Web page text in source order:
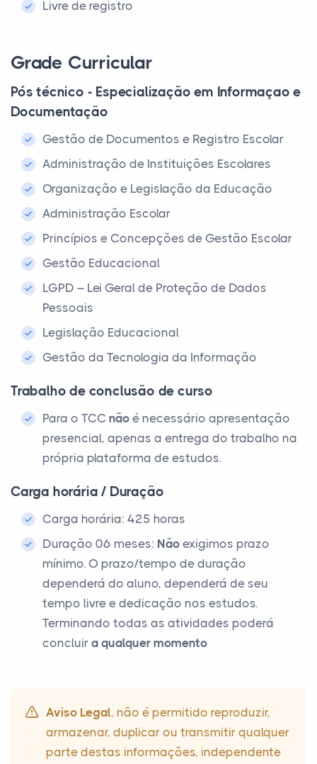
Livre de registro
Grade Curricular
Pós técnico - Especialização em Informaçao e
Documentação
Gestão de Documentos e Registro Escolar
Administração de Instituições Escolares
Organização e Legislação da Educação
Administração Escolar
Princípios e Concepções de Gestão Escolar
Gestão Educacional
LGPD – Lei Geral de Proteção de Dados
Pessoais
Legislação Educacional
Gestão da Tecnologia da Informação
Trabalho de conclusão de curso
Para o TCC não é necessário apresentação
presencial, apenas a entrega do trabalho na
própria plataforma de estudos.
Carga horária / Duração
Carga horária: 425 horas
Duração 06 meses: Não exigimos prazo
mínimo. O prazo/tempo de duração
dependerá do aluno, dependerá de seu
tempo livre e dedicação nos estudos.
Terminando todas as atividades poderá
concluir a qualquer momento
Aviso Legal, não é permitido reproduzir,
armazenar, duplicar ou transmitir qualquer
parte destas informações, independente